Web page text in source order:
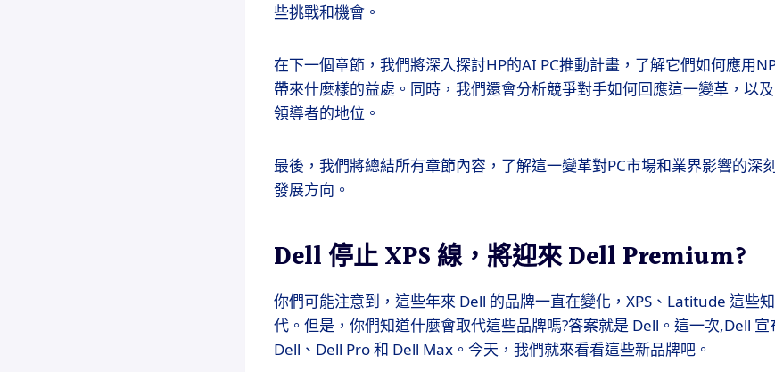
些挑戰和機會。
在下一個章節，我們將深入探討HP的AI PC推動計畫，了解它們如何應用
帶來什麼樣的益處。同時，我們還會分析競爭對手如何回應這一變革，以
領導者的地位。
最後，我們將總結所有章節內容，了解這一變革對PC市場和業界影響的深
發展方向。
Dell 停止 XPS 線，將迎來 Dell Premium?
你們可能注意到，這些年來 Dell 的品牌一直在變化，XPS、Latitude 這些
代。但是，你們知道什麼會取代這些品牌嗎?答案就是 Dell。這一次,Dell 宣
Dell、Dell Pro 和 Dell Max。今天，我們就來看看這些新品牌吧。